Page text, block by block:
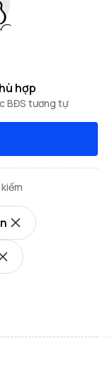
hợp
BĐS tương tự